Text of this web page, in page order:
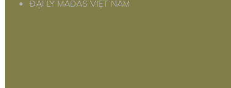
ĐẠI LÝ MADAS VIỆT NAM